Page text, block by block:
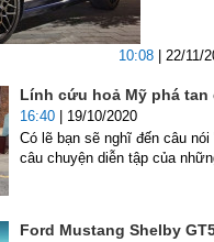
10:08 | 22/11/
Lính cứu hoả Mỹ phá
16:40 | 19/10/2020
Có lẽ bạn sẽ nghĩ đến câu
câu chuyện diễn tập của
Ford Mustang Shelby